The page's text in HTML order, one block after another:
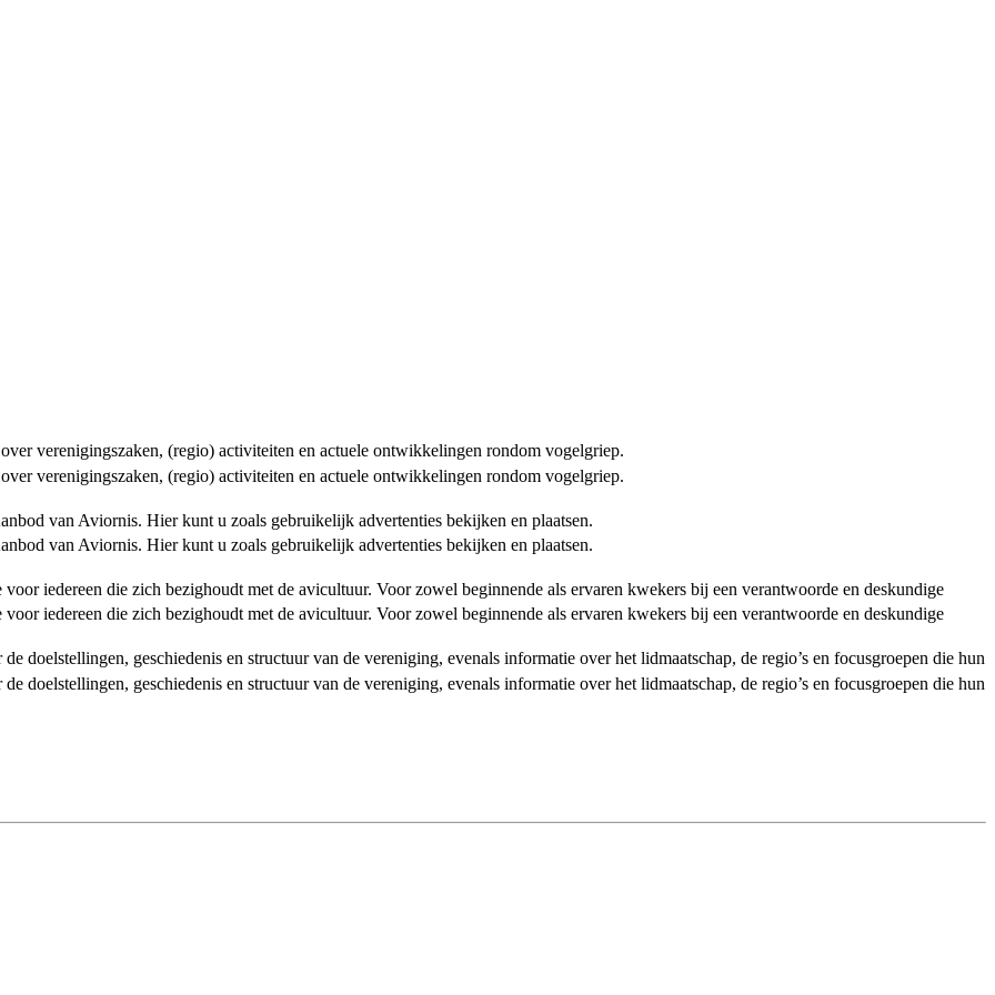
verenigingszaken, (regio) activiteiten en actuele ontwikkelingen rondom vogelgriep.
verenigingszaken, (regio) activiteiten en actuele ontwikkelingen rondom vogelgriep.
van Aviornis. Hier kunt u zoals gebruikelijk advertenties bekijken en plaatsen.
van Aviornis. Hier kunt u zoals gebruikelijk advertenties bekijken en plaatsen.
iedereen die zich bezighoudt met de avicultuur. Voor zowel beginnende als ervaren kwekers bij een verantwoorde en deskundige
iedereen die zich bezighoudt met de avicultuur. Voor zowel beginnende als ervaren kwekers bij een verantwoorde en deskundige
doelstellingen, geschiedenis en structuur van de vereniging, evenals informatie over het lidmaatschap, de regio’s en focusgroepen die hun
doelstellingen, geschiedenis en structuur van de vereniging, evenals informatie over het lidmaatschap, de regio’s en focusgroepen die hun